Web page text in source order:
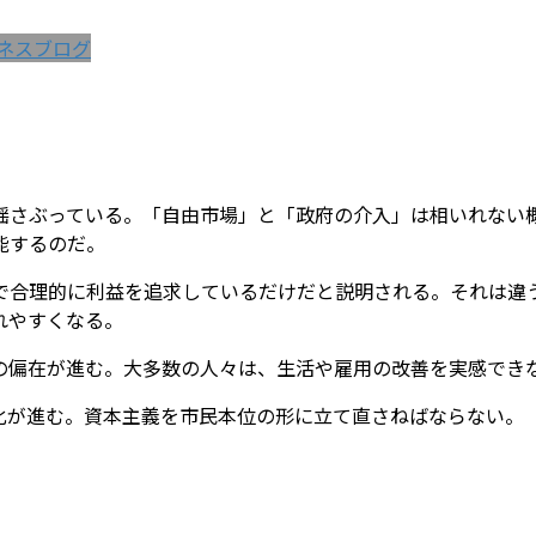
スブログ
ぶっている。「自由市場」と「政府の介入」は相いれな
るのだ。
理的に利益を追求しているだけだと説明される。それは
すくなる。
在が進む。大多数の人々は、生活や雇用の改善を実感でき
進む。資本主義を市民本位の形に立て直さねばならない。